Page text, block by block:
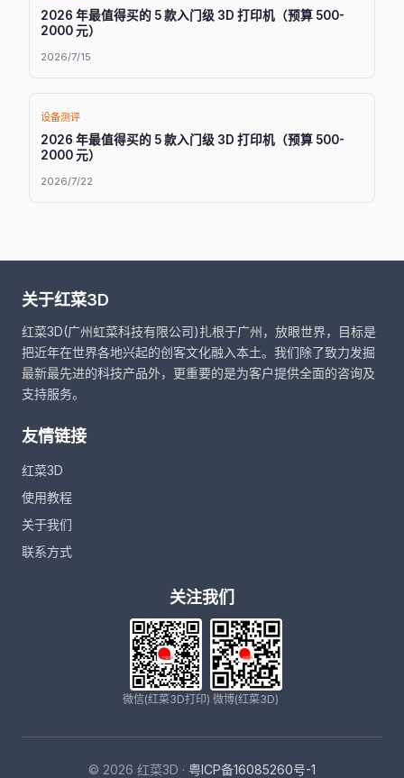
2026 年最值得买的 5 款入门级 3D 打印机（预算 500-
2000 元）
2026/7/15
设备测评
2026 年最值得买的 5 款入门级 3D 打印机（预算 500-
2000 元）
2026/7/22
关于红菜3D
红菜3D(广州虹菜科技有限公司)扎根于广州，放眼世界，目标是
把近年在世界各地兴起的创客文化融入本土。我们除了致力发掘
最新最先进的科技产品外，更重要的是为客户提供全面的咨询及
支持服务。
友情链接
红菜3D
使用教程
关于我们
联系方式
关注我们
微信(红菜3D打印) 微博(红菜3D)
© 2026 红菜3D · 粤ICP备16085260号-1